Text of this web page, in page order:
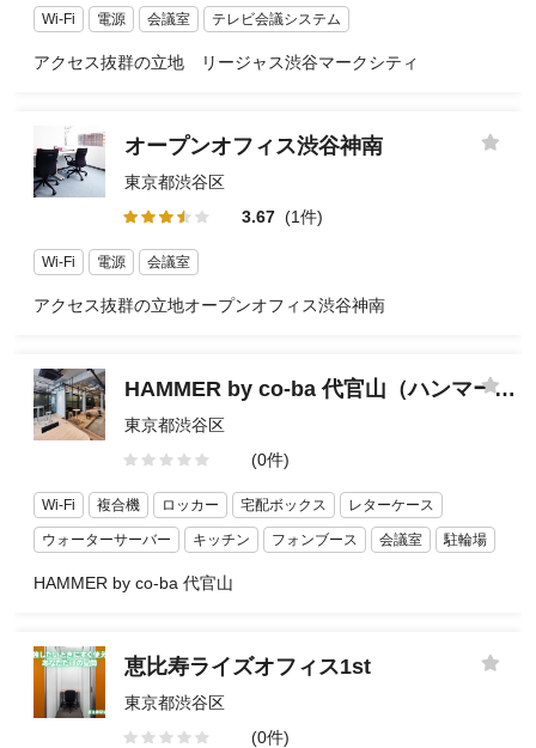
Wi-Fi 電源 会議室 テレビ会議システム
アクセス抜群の立地 リージャス渋谷マークシティ
オープンオフィス渋谷神南
東京都渋谷区
3.67 (1件)
Wi-Fi 電源 会議室
アクセス抜群の立地オープンオフィス渋谷神南
HAMMER by co-ba 代官山（ハンマーバイコーバ代官山）
東京都渋谷区
(0件)
Wi-Fi 複合機 ロッカー 宅配ボックス レターケース
ウォーターサーバー キッチン フォンブース 会議室 駐輪場
HAMMER by co-ba 代官山
恵比寿ライズオフィス1st
東京都渋谷区
(0件)